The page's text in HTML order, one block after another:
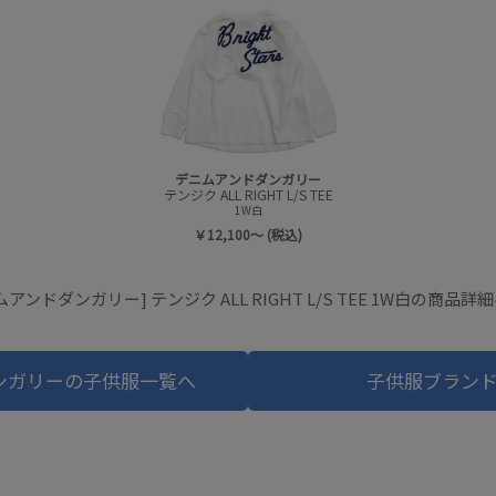
デニムアンドダンガリー
テンジク ALL RIGHT L/S TEE
1W白
￥12,100～ (税込)
アンドダンガリー] テンジク ALL RIGHT L/S TEE 1W白の商品詳
ガリーの子供服一覧へ 子供服ブラン